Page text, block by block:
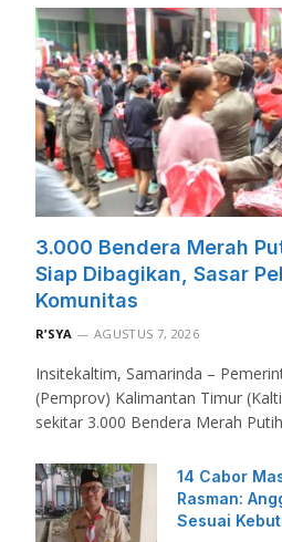
3.000 Bendera Merah
Siap Dibagikan, Sasar
Komunitas
R’SYA AGUSTUS 7, 2026
Insitekaltim, Samarinda –
(Pemprov) Kalimantan Timur
sekitar 3.000 Bendera Merah
14 Cabor
Rasman:
Sesuai